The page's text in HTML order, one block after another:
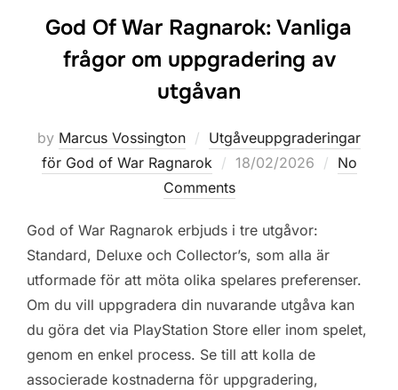
God Of War Ragnarok: Vanliga
frågor om uppgradering av
utgåvan
by Marcus Vossington
Utgåveuppgraderingar
för God of War Ragnarok
Posted
on
18/02/2026
No
Comments
God of War Ragnarok erbjuds i tre utgåvor:
Standard, Deluxe och Collector’s, som alla är
utformade för att möta olika spelares preferenser.
Om du vill uppgradera din nuvarande utgåva kan
du göra det via PlayStation Store eller inom spelet,
genom en enkel process. Se till att kolla de
associerade kostnaderna för uppgradering,